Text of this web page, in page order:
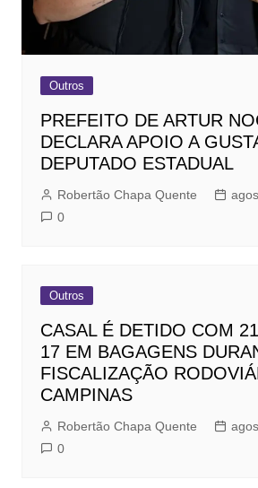
Outros
PREFEITO DE ARTUR
DECLARA APOIO A
DEPUTADO ESTADUAL
Robertão Chapa Quente
0
Outros
CASAL É DETIDO COM
17 EM BAGAGENS
FISCALIZAÇÃO
CAMPINAS
Robertão Chapa Quente
0